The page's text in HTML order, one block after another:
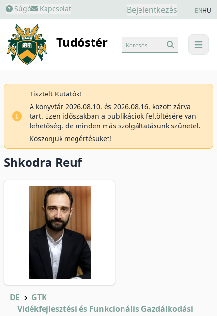
Súgó Kapcsolat Bejelentkezés ENHU
Tudóstér menu
Keresés
Tisztelt Kutatók!
A könyvtár 2026.08.10. és 2026.08.16. között zárva
tart. Ezen időszakban a publikációk feltöltésére van
lehetőség, de minden más szolgáltatásunk szünetel.
Köszönjük megértésüket!
Shkodra Reuf
DE
GTK
Vidékfejlesztési és Funkcionális Gazdálkodási